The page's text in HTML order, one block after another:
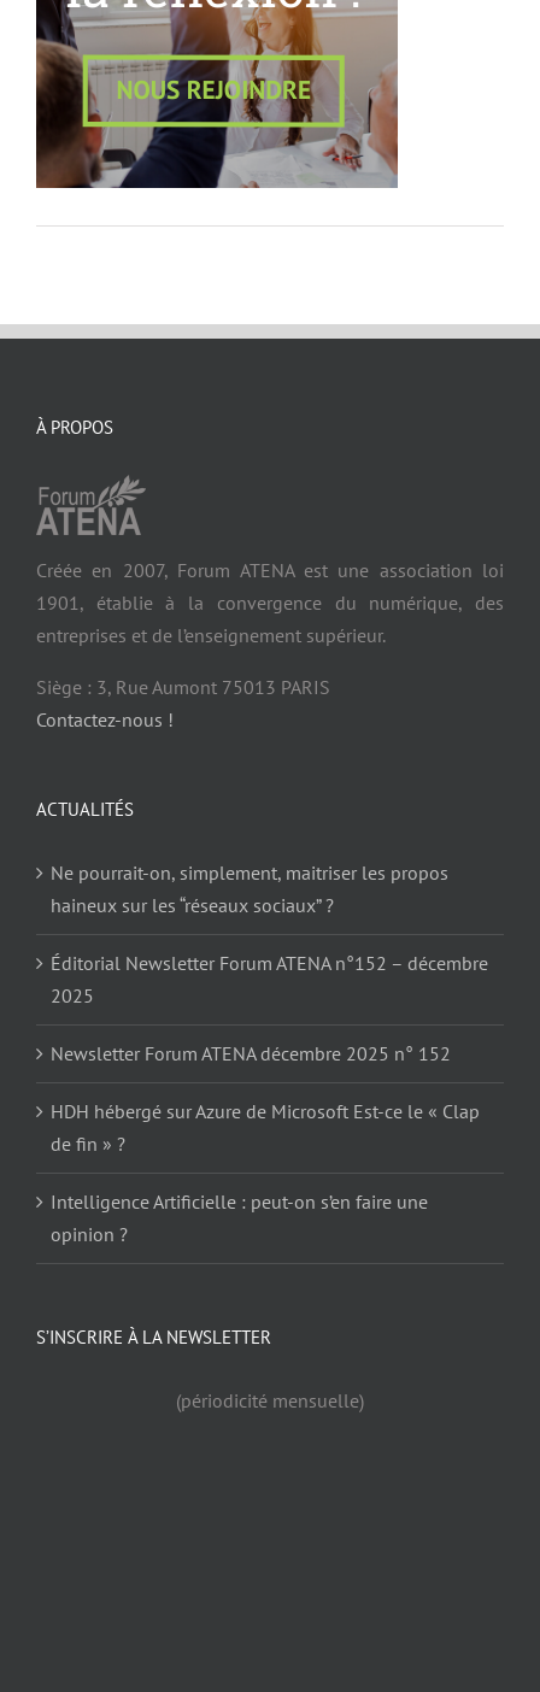
À PROPOS
Créée en 2007, Forum ATENA est une association loi
1901, établie à la convergence du numérique, des
entreprises et de l’enseignement supérieur.
Siège : 3, Rue Aumont 75013 PARIS
Contactez-nous !
ACTUALITÉS
Ne pourrait-on, simplement, maitriser les propos
haineux sur les “réseaux sociaux” ?
Éditorial Newsletter Forum ATENA n°152 – décembre
2025
Newsletter Forum ATENA décembre 2025 n° 152
HDH hébergé sur Azure de Microsoft Est-ce le « Clap
de fin » ?
Intelligence Artificielle : peut-on s’en faire une
opinion ?
S’INSCRIRE À LA NEWSLETTER
(périodicité mensuelle)